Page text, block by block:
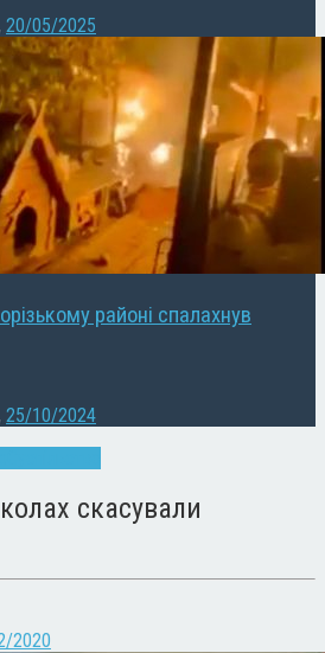
20/05/2025
районі спалахнув
25/10/2024
скасували
2020